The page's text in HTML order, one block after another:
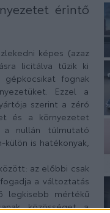
érintő
képes (azaz
licitálva tűzik ki
fognak
Ezzel a
szerint a zéró
és a környezetet
a nullán túlmutató
is hatékonyak,
az előbbi csak
a változtatás
legkisebb mértékű
közösséget a